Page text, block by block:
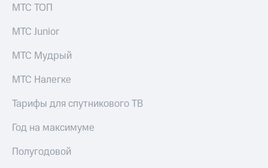
приобретения
выкупа
Дивиденды
облигаций
Описание
Еврооблигации-2023
Уведомление
о
погашении
именных
МТС ТОП
МТС Junior
МТС Мудрый
МТС Налегке
Тарифы для спутникового ТВ
Год на максимуме
Полугодовой